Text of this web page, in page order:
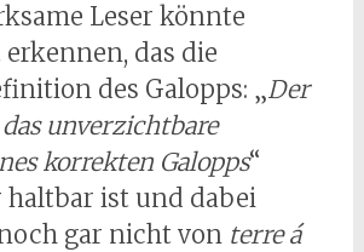
Leser könnte
das die
des Galopps: „Der
unverzichtbare
korrekten Galopps“
ist und dabei
gar nicht von terre á